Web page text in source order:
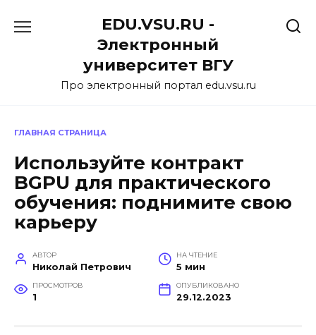
EDU.VSU.RU -
Электронный
университет ВГУ
Про электронный портал edu.vsu.ru
ГЛАВНАЯ СТРАНИЦА
Используйте контракт
BGPU для практического
обучения: поднимите свою
карьеру
АВТОР
Николай Петрович
НА ЧТЕНИЕ
5 мин
ПРОСМОТРОВ
1
ОПУБЛИКОВАНО
29.12.2023